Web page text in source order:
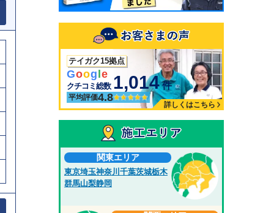
テイガク15拠点
Goog le
クチコミ総数 1,014 件
平均評価4.8
詳しくはこちら
関東エリア
東京埼玉神奈川 千葉茨城栃木
群馬山梨静岡